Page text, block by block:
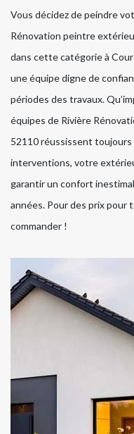
Vous décidez de peindre
Rénovation peintre
dans cette catégorie à
une équipe digne de
périodes des travaux.
équipes de Rivière
52110 réussissent
interventions, votre
garantir un confort
années. Pour des prix pour
commander !